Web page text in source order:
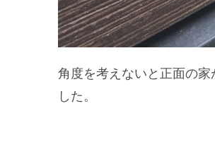
角度を考えないと正面の
した。